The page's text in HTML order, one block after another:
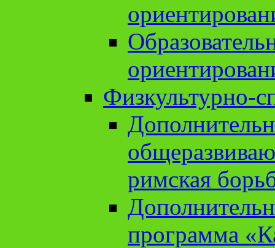
Физкультурно-
римская
программа